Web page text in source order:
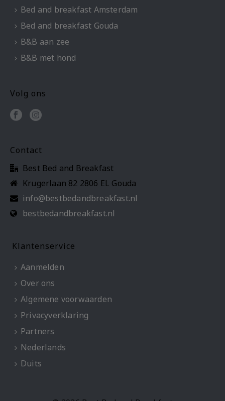
Bed and breakfast Amsterdam
Bed and breakfast Gouda
B&B aan zee
B&B met hond
Volg ons
Contact
Best Bed and Breakfast
Krugerlaan 82 2806 EL Gouda
info@bestbedandbreakfast.nl
bestbedandbreakfast.nl
Klantenservice
Aanmelden
Over ons
Algemene voorwaarden
Privacyverklaring
Partners
Nederlands
Duits